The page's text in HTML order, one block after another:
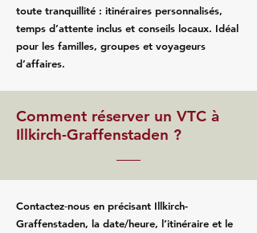
toute tranquillité : itinéraires personnalisés,
temps d’attente inclus et conseils locaux. Idéal
pour les familles, groupes et voyageurs
d’affaires.
Comment réserver un VTC à
Illkirch-Graffenstaden ?
Contactez‑nous en précisant Illkirch-
Graffenstaden, la date/heure, l’itinéraire et le